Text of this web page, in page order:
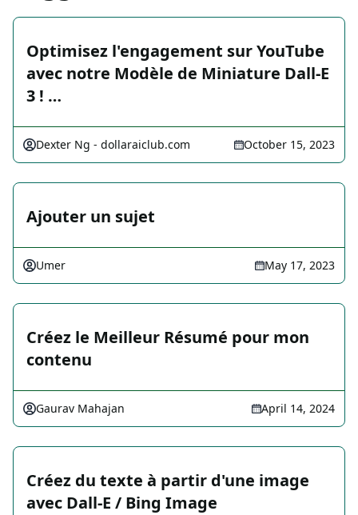
Optimisez l'engagement sur YouTube
avec notre Modèle de Miniature Dall-E
3 ! …
Dexter Ng - dollaraiclub.com October 15, 2023
Ajouter un sujet
Umer May 17, 2023
Créez le Meilleur Résumé pour mon
contenu
Gaurav Mahajan April 14, 2024
Créez du texte à partir d'une image
avec Dall-E / Bing Image